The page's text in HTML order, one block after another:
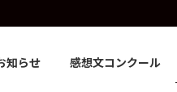
知らせ 感想文コンクール